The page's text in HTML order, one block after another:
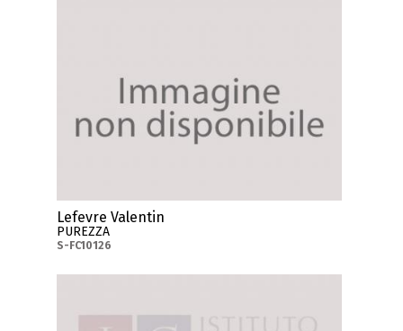
Lefevre Valentin
PUREZZA
S-FC10126